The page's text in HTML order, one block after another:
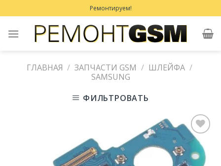
to
content
Ремонтируем!
ГЛАВНАЯ / ЗАПЧАСТИ GSM / ШЛЕЙФА /
SAMSUNG
ФИЛЬТРОВАТЬ
Добавить
в
Избранное